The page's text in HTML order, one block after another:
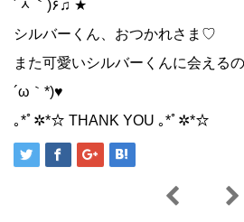
´ᆺ｀)۶♫ ★
シルバーくん、おつかれさま♡
また可愛いシルバーくんに会える
´ω｀*)♥︎
｡*ﾟ✲*☆ THANK YOU ｡*ﾟ✲*☆